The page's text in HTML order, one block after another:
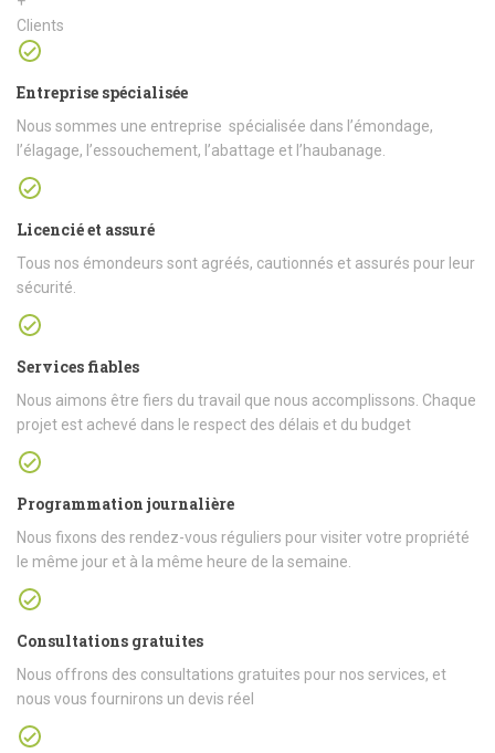
Clients
Entreprise spécialisée
Nous sommes une entreprise spécialisée dans l’émondage,
l’élagage, l’essouchement, l’abattage et l’haubanage.
Licencié et assuré
Tous nos émondeurs sont agréés, cautionnés et assurés pour leur
sécurité.
Services fiables
Nous aimons être fiers du travail que nous accomplissons. Chaque
projet est achevé dans le respect des délais et du budget
Programmation journalière
Nous fixons des rendez-vous réguliers pour visiter votre propriété
le même jour et à la même heure de la semaine.
Consultations gratuites
Nous offrons des consultations gratuites pour nos services, et
nous vous fournirons un devis réel